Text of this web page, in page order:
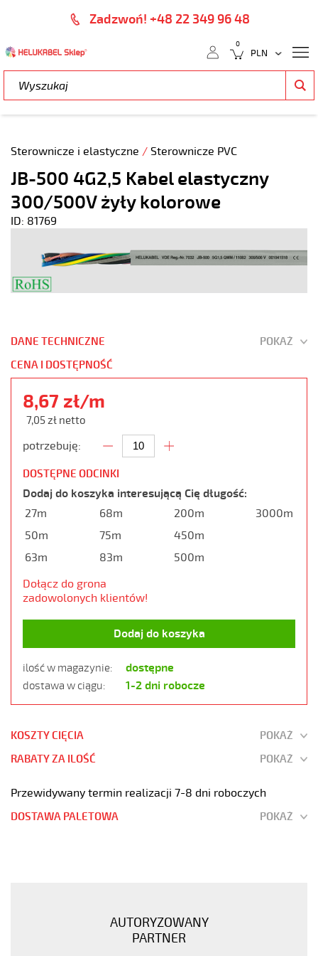
Zadzwoń! +48 22 349 96 48
0
Sterownicze i elastyczne / Sterownicze PVC
JB-500 4G2,5 Kabel elastyczny
300/500V żyły kolorowe
ID: 81769
DANE TECHNICZNE
POKAŻ
CENA I DOSTĘPNOŚĆ
8,67 zł/m
7,05 zł netto
potrzebuję:
DOSTĘPNE ODCINKI
Dodaj do koszyka interesującą Cię długość:
27m
50m
63m
68m
75m
83m
200m
450m
500m
3000m
Dołącz do grona
zadowolonych klientów!
Dodaj do koszyka
ilość w magazynie: dostępne
dostawa w ciągu: 1-2 dni robocze
KOSZTY CIĘCIA
POKAŻ
RABATY ZA ILOŚĆ
POKAŻ
Przewidywany termin realizacji 7-8 dni roboczych
DOSTAWA PALETOWA POKAŻ
AUTORYZOWANY
PARTNER